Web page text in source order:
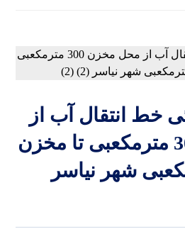
خط انتقال آب از
محل مخزن 300 مترمکعبی تا مخزن